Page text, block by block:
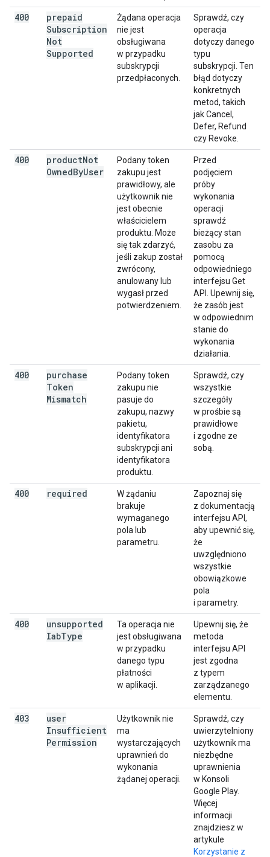
400
prepaid
Subscription
Not
Supported
Żądana operacja
nie jest
obsługiwana
w przypadku
subskrypcji
przedpłaconych.
Sprawdź, czy
operacja
dotyczy danego
typu
subskrypcji. Ten
błąd dotyczy
konkretnych
metod, takich
jak Cancel,
Defer, Refund
czy Revoke.
400 productNot
OwnedByUser
Podany token
zakupu jest
prawidłowy, ale
użytkownik nie
jest obecnie
właścicielem
produktu. Może
się tak zdarzyć,
jeśli zakup został
zwrócony,
anulowany lub
wygasł przed
potwierdzeniem.
Przed
podjęciem
próby
wykonania
operacji
sprawdź
bieżący stan
zasobu za
pomocą
odpowiedniego
interfejsu Get
API. Upewnij się,
że zasób jest
w odpowiednim
stanie do
wykonania
działania.
400
purchase
Token
Mismatch
Podany token
zakupu nie
pasuje do
zakupu, nazwy
pakietu,
identyfikatora
subskrypcji ani
identyfikatora
produktu.
Sprawdź, czy
wszystkie
szczegóły
w prośbie są
prawidłowe
i zgodne ze
sobą.
400 required
W żądaniu
brakuje
wymaganego
pola lub
parametru.
Zapoznaj się
z dokumentacją
interfejsu API,
aby upewnić się,
że
uwzględniono
wszystkie
obowiązkowe
pola
i parametry.
400
unsupported
IabType
Ta operacja nie
jest obsługiwana
w przypadku
danego typu
płatności
w aplikacji.
Upewnij się, że
metoda
interfejsu API
jest zgodna
z typem
zarządzanego
elementu.
403
user
Insufficient
Permission
Użytkownik nie
ma
wystarczających
uprawnień do
wykonania
żądanej operacji.
Sprawdź, czy
uwierzytelniony
użytkownik ma
niezbędne
uprawnienia
w Konsoli
Google Play.
Więcej
informacji
znajdziesz w
artykule
Korzystanie z